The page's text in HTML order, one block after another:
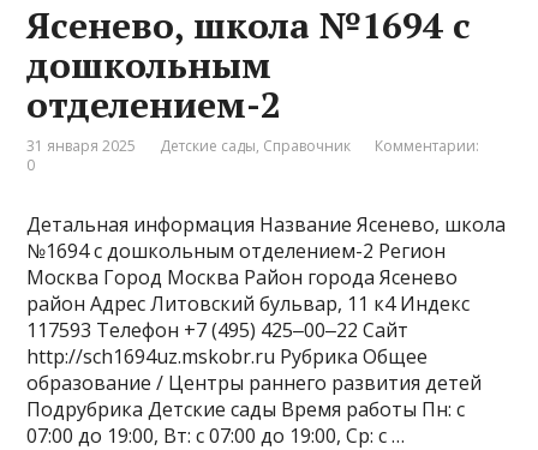
Ясенево, школа №1694 с
дошкольным
отделением-2
31 января 2025 Детские сады, Справочник
Комментарии:
0
Детальная информация Название Ясенево, школа
№1694 с дошкольным отделением-2 Регион
Москва Город Москва Район города Ясенево
район Адрес Литовский бульвар, 11 к4 Индекс
117593 Телефон +7 (495) 425‒00‒22 Сайт
http://sch1694uz.mskobr.ru Рубрика Общее
образование / Центры раннего развития детей
Подрубрика Детские сады Время работы Пн: с
07:00 до 19:00, Вт: с 07:00 до 19:00, Ср: с …